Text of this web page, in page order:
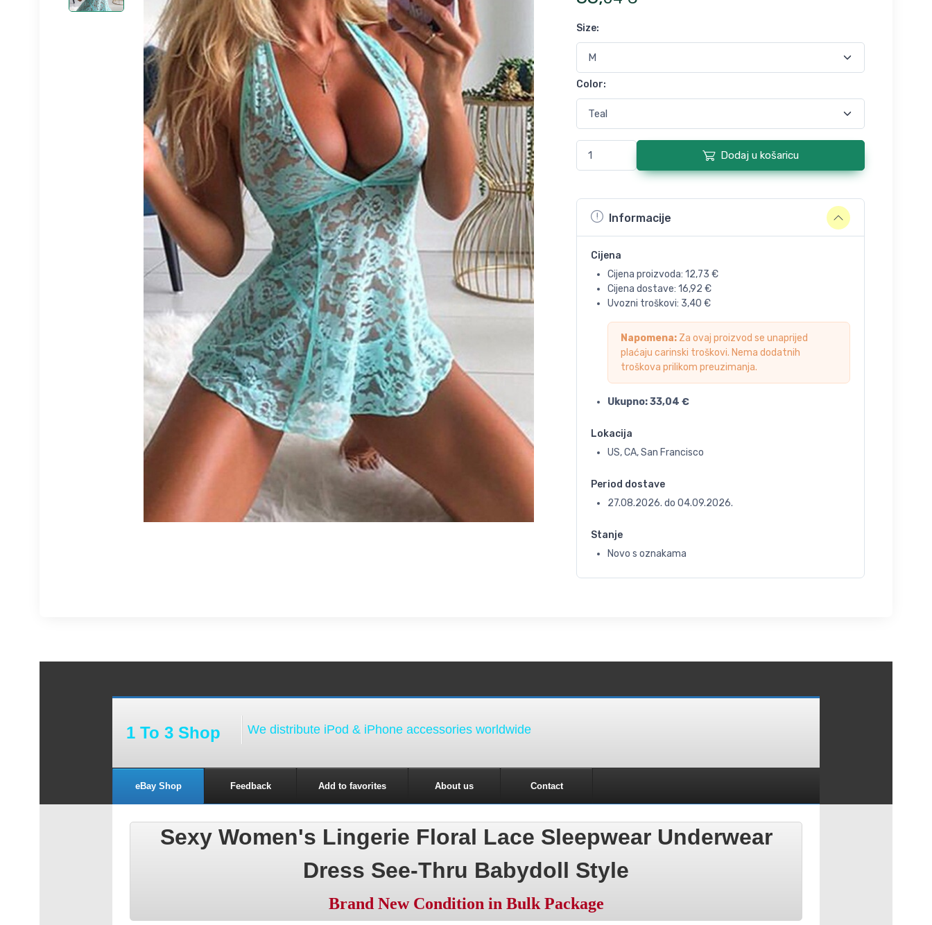
Size:
Color:
Dodaj u košaricu
Informacije
Cijena
Cijena proizvoda: 12,73 €
Cijena dostave: 16,92 €
Uvozni troškovi: 3,40 €
Napomena:Za ovaj proizvod se unaprijed
plaćaju carinski troškovi. Nema dodatnih
troškova prilikom preuzimanja.
Ukupno:33,04 €
Lokacija
US, CA, San Francisco
Period dostave
27.08.2026. do 04.09.2026.
Stanje
Novo s oznakama